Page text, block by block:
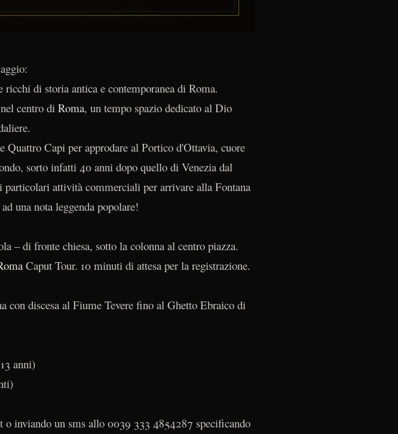
di storia antica e contemporanea di Roma.
centro di Roma, un tempo spazio dedicato al Dio
Quattro Capi per approdare al Portico d'Ottavia, cuore
sorto infatti 40 anni dopo quello di Venezia dal
attività commerciali per arrivare alla Fontana
una nota leggenda popolare!
– di fronte chiesa, sotto la colonna al centro piazza.
Caput Tour. 10 minuti di attesa per la registrazione.
con discesa al Fiume Tevere fino al Ghetto Ebraico di
anni)
inviando un sms allo 0039 333 4854287 specificando